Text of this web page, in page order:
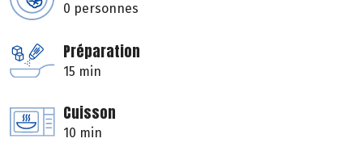
0 personnes
Préparation
15 min
Cuisson
10 min